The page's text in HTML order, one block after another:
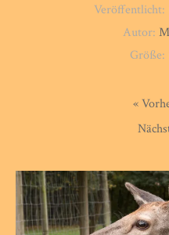
Veröffentlicht:
Autor:
Größe:
«